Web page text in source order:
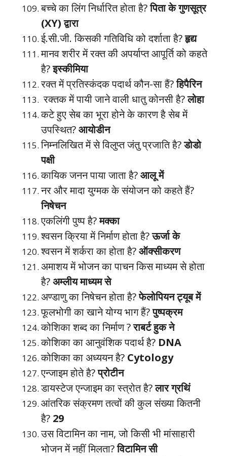
बच्चे का लिंग निर्धारित होता है?पिता के गुणसूत्र
(XY) द्वारा
ई.सी.जी. किसकी गतिविधि को दर्शाता है?हृद्य
मानव शरीर में रक्त की अपर्याप्त आपूर्ति को कहते
है?इस्कीमिया
रक्त में प्रतिस्कंदक पदार्थ कौन-सा हैं?हिपैरिन
रक्तक में पायी जाने वाली धातु कोनसी है?लोहा
कटे हुए सेब का भूरा होने के कारण है सेब में
उपस्थित?आयोडीन
निम्नलिखित में से विलुप्त जंतु प्रजाति है?डोडो
पक्षी
कायिक जनन पाया जाता है?आलू में
नर और मादा युग्मक के संयोजन को कहते हैं?
निषेचन
एकलिंगी पुष्प है?मक्का
श्वसन क्रिया में निर्माण होता है?ऊर्जा के
श्वसन में शर्करा का होता है?ऑक्सीकरण
अमाशय में भोजन का पाचन किस माध्यम से होता
है?अम्लीय माध्यम से
अण्डाणु का निषेचन होता है?फेलोपियन ट्यूब में
फूलभोगी का खाने योग्य भाग हैं?पुष्पक्रम
कोशिका शब्द का निर्माण ?राबर्ट हुक ने
कोशिका का आनुवंशिक पदार्थ है? DNA
कोशिका का अध्ययन है? Cytology
एन्जाइम होते है?प्रोटीन
डायस्टेज एन्जाइम का स्त्रोत है?लार ग्रथिं
आंतरिक संक्रमण तत्वों की कुल संख्या कितनी
है? 29
उस विटामिन का नाम, जो किसी भी मांसाहारी
भोजन में नहीं मिलता?विटामिन सी